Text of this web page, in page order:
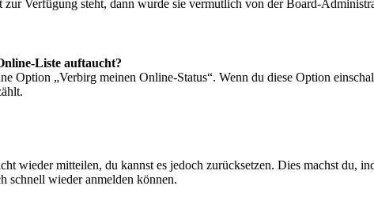
Verfügung steht, dann wurde sie vermutlich von der Board-
Liste auftaucht?
Option „Verbirg meinen Online-Status“. Wenn du diese Option
wieder mitteilen, du kannst es jedoch zurücksetzen. Dies machst du,
schnell wieder anmelden können.